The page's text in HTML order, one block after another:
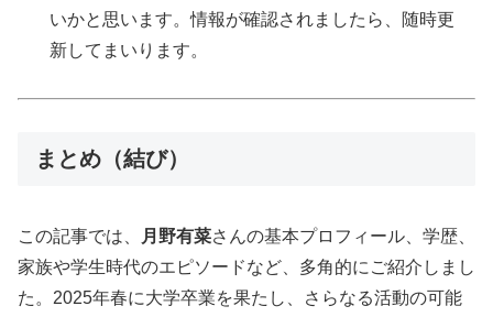
いかと思います。情報が確認されましたら、随時更
新してまいります。
まとめ（結び）
この記事では、 月野有菜さんの基本プロフィール、学歴、
家族や学生時代のエピソードなど、多角的にご紹介しまし
た。2025年春に大学卒業を果たし、さらなる活動の可能